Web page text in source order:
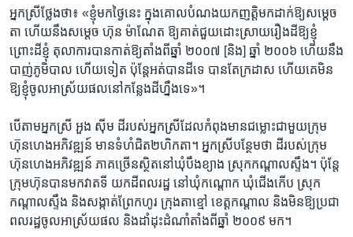
អ្នកស្រី​ថ្លែង​ថា៖ ​«ខ្ញុំ​មក​ថ្ងៃ​នេះ ក្នុង​គោល​បំណង​យក​ញត្តិ​មក​ដាក់​ឱ្យ​សម្តេច​
តា ​ហើយ​នឹង​សម្តេច​ ហ៊ុន ម៉ាណែត​ ឱ្យ​គាត់​ជួយ​ដោះ​ស្រាយ​រឿង​ដី​ឱ្យ​ខ្ញុំ ​
ព្រោះដី​ខ្ញុំ ​តុលាការ​បាន​កាត់​ឱ្យ​តាំង​ពី​ឆ្នាំ ​២០០៧​ [និង]​ ឆ្នាំ​ ២០០៦​ ហើយ​នឹង​
បាញ់​ភូមិបាល ហើយ​ទៀត ​ប៉ុន្តែ​អត់​បាន​ដី​ទេ ​បាន​តែ​ក្រដាស​ ហើយ​គេ​មិន​
ឱ្យ​ខ្ញុំ​ចូល​អាស្រ័យ​ផល​នៅ​កន្លែង​ដី​ហ្នឹង​ទេ»។​
បើ​តាម​អ្នកស្រី ​អួង ស៊ីម ​ដី​របស់​អ្នកស្រី​ដែល​កំពុង​មាន​ជម្លោះ​ជាមួយ​ក្រុម
ហ៊ុន​ហេង​អភិវឌ្ឍន៍ ​មាន​ទំហំ​ជិត​២​ហិកតា។​ អ្នកស្រី​បន្ថែម​ថា​ ដី​របស់​ក្រុម
ហ៊ុន​ហេង​អភិវឌ្ឍន៍ ​ភាគ​ច្រើន​ស្ថិត​នៅ​ឃុំ​បឹង​ខ្យាង ​ស្រុក​កណ្តាល​ស្ទឹង។​ ប៉ុន្តែ​
ក្រុមហ៊ុន​បាន​មក​វាតទី​ យក​ដី​ពលរដ្ឋ​ នៅ​ឃុំ​កណ្តោក ​ឃុំ​ជើង​កើប ​ស្រុក​
កណ្តាល​ស្ទឹង ​និង​សង្កាត់​ព្រែក​ហូរ ​ក្រុង​តាខ្មៅ​ ខេត្ត​កណ្តាល ​និង​មិន​ឱ្យ​ប្រជា​
ពលរដ្ឋ​ចូល​អាស្រ័យ​ផល ​និង​ដាំ​ដុះ​ដំណាំ​តាំង​ពី​ឆ្នាំ​ ២០០៩ ​មក។​